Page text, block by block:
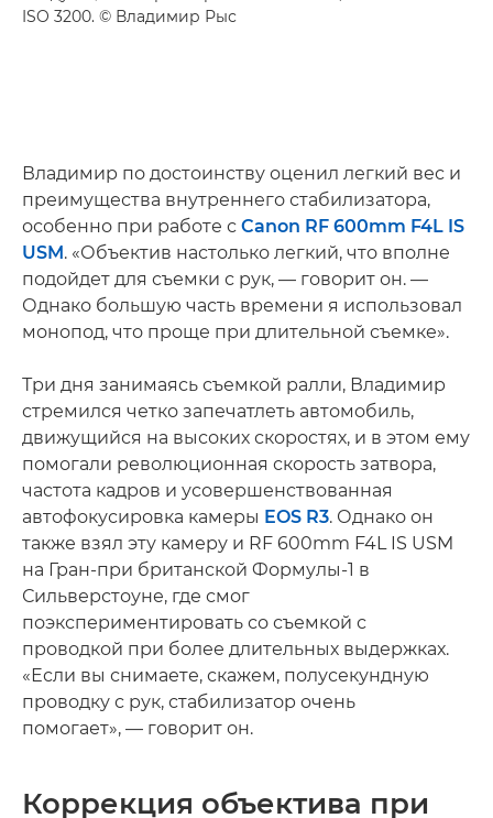
ISO 3200. © Владимир Рыс
Владимир по достоинству оценил легкий вес и
преимущества внутреннего стабилизатора,
особенно при работе с Canon RF 600mm F4L IS
USM . «Объектив настолько легкий, что вполне
подойдет для съемки с рук, — говорит он. —
Однако большую часть времени я использовал
монопод, что проще при длительной съемке».
Три дня занимаясь съемкой ралли, Владимир
стремился четко запечатлеть автомобиль,
движущийся на высоких скоростях, и в этом ему
помогали революционная скорость затвора,
частота кадров и усовершенствованная
автофокусировка камеры EOS R3. Однако он
также взял эту камеру и RF 600mm F4L IS USM
на Гран-при британской Формулы-1 в
Сильверстоуне, где смог
поэкспериментировать со съемкой с
проводкой при более длительных выдержках.
«Если вы снимаете, скажем, полусекундную
проводку с рук, стабилизатор очень
помогает», — говорит он.
Коррекция объектива при